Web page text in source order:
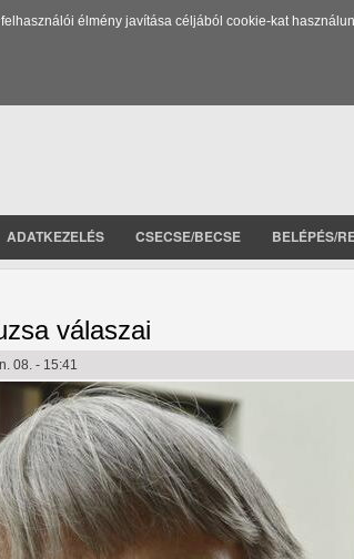
élmény javítása céljából cookie-kat
ADATKEZELÉS CSECSE/BECSE BELÉPÉS/
válaszai
08. - 15:41